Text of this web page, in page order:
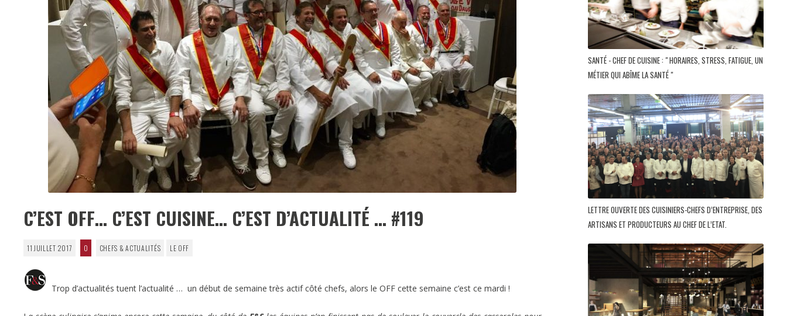
C’EST OFF… C’EST CUISINE… C’EST D’ACTUALITÉ … #119
11 JUILLET 2017 0 CHEFS & ACTUALITÉS LE OFF
Trop d’actualités tuent l’actualité … un début de semaine très actif côté chefs, alors le OFF cette semaine c’est ce mardi !
SANTÉ - CHEF DE CUISINE : " HORAIRES, STRESS, FATIGUE, UN
MÉTIER QUI ABÎME LA SANTÉ "
LETTRE OUVERTE DES CUISINIERS-CHEFS D’ENTREPRISE, DES
ARTISANS ET PRODUCTEURS AU CHEF DE L’ETAT.